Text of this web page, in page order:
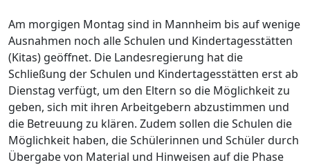
Am morgigen Montag sind in Mannheim bis auf wenige
Ausnahmen noch alle Schulen und Kindertagesstätten
(Kitas) geöffnet. Die Landesregierung hat die
Schließung der Schulen und Kindertagesstätten erst ab
Dienstag verfügt, um den Eltern so die Möglichkeit zu
geben, sich mit ihren Arbeitgebern abzustimmen und
die Betreuung zu klären. Zudem sollen die Schulen die
Möglichkeit haben, die Schülerinnen und Schüler durch
Übergabe von Material und Hinweisen auf die Phase